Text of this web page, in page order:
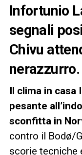
Infortunio
segnali
Chivu
Il clima in casa
pesante
sconfitta in
contro il Bodø/
scorie tecniche